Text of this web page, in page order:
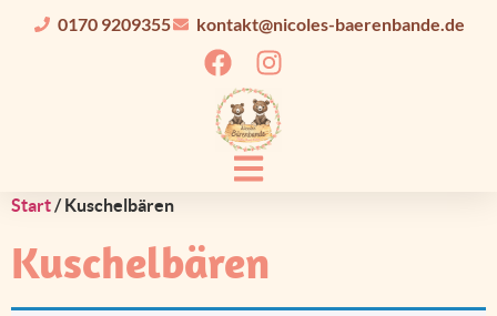
0170 9209355 kontakt@nicoles-baerenbande.de
Start/ Kuschelbären
Kuschelbären